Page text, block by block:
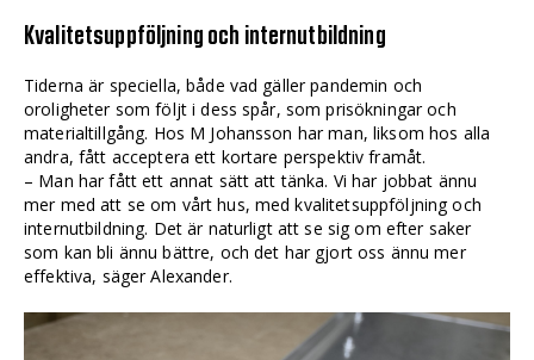
Kvalitetsuppföljning och internutbildning
Tiderna är speciella, både vad gäller pandemin och
oroligheter som följt i dess spår, som prisökningar och
materialtillgång. Hos M Johansson har man, liksom hos alla
andra, fått acceptera ett kortare perspektiv framåt.
– Man har fått ett annat sätt att tänka. Vi har jobbat ännu
mer med att se om vårt hus, med kvalitetsuppföljning och
internutbildning. Det är naturligt att se sig om efter saker
som kan bli ännu bättre, och det har gjort oss ännu mer
effektiva, säger Alexander.